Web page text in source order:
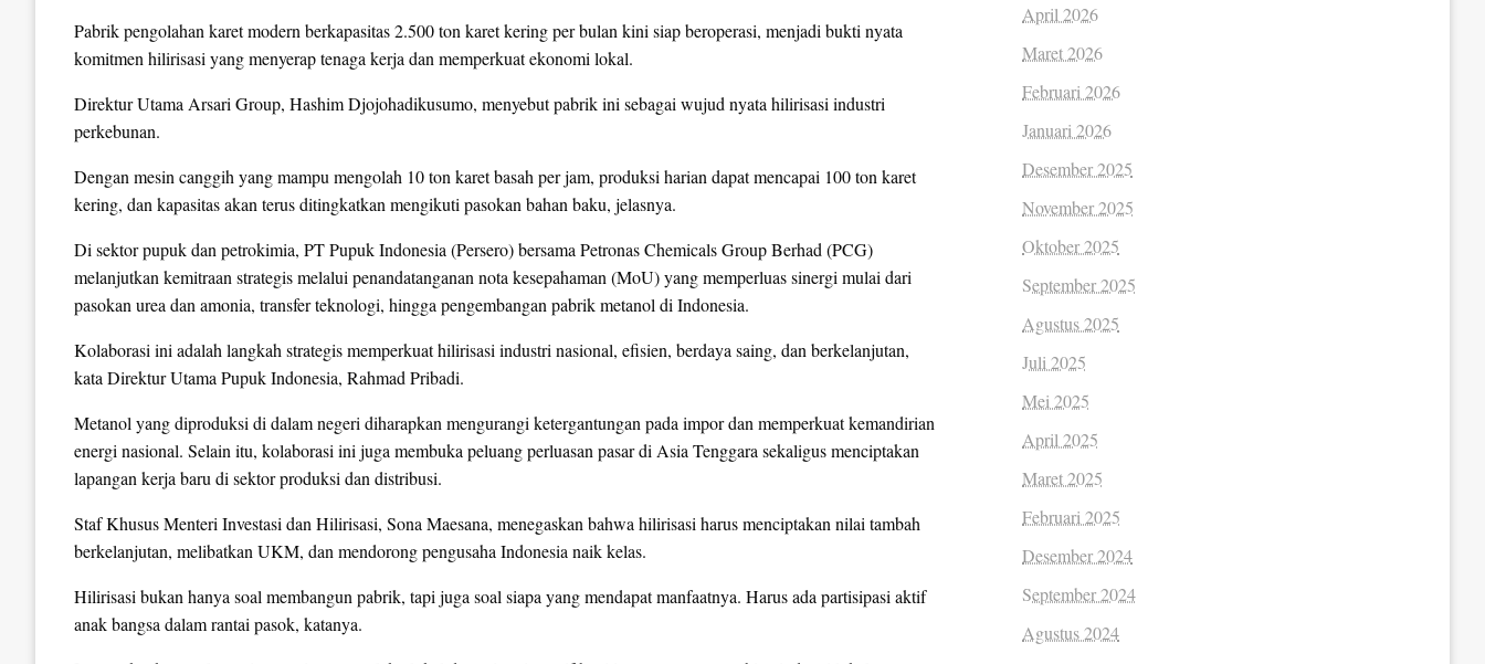
Pabrik pengolahan karet modern berkapasitas 2.500 ton karet kering per bulan kini siap beroperasi, menjadi bukti nyata
komitmen hilirisasi yang menyerap tenaga kerja dan memperkuat ekonomi lokal.
Direktur Utama Arsari Group, Hashim Djojohadikusumo, menyebut pabrik ini sebagai wujud nyata hilirisasi industri
perkebunan.
Dengan mesin canggih yang mampu mengolah 10 ton karet basah per jam, produksi harian dapat mencapai 100 ton karet
kering, dan kapasitas akan terus ditingkatkan mengikuti pasokan bahan baku, jelasnya.
Di sektor pupuk dan petrokimia, PT Pupuk Indonesia (Persero) bersama Petronas Chemicals Group Berhad (PCG)
melanjutkan kemitraan strategis melalui penandatanganan nota kesepahaman (MoU) yang memperluas sinergi mulai dari
pasokan urea dan amonia, transfer teknologi, hingga pengembangan pabrik metanol di Indonesia.
Kolaborasi ini adalah langkah strategis memperkuat hilirisasi industri nasional, efisien, berdaya saing, dan berkelanjutan,
kata Direktur Utama Pupuk Indonesia, Rahmad Pribadi.
Metanol yang diproduksi di dalam negeri diharapkan mengurangi ketergantungan pada impor dan memperkuat kemandirian
energi nasional. Selain itu, kolaborasi ini juga membuka peluang perluasan pasar di Asia Tenggara sekaligus menciptakan
lapangan kerja baru di sektor produksi dan distribusi.
Staf Khusus Menteri Investasi dan Hilirisasi, Sona Maesana, menegaskan bahwa hilirisasi harus menciptakan nilai tambah
berkelanjutan, melibatkan UKM, dan mendorong pengusaha Indonesia naik kelas.
Hilirisasi bukan hanya soal membangun pabrik, tapi juga soal siapa yang mendapat manfaatnya. Harus ada partisipasi aktif
anak bangsa dalam rantai pasok, katanya.
April 2026
Maret 2026
Februari 2026
Januari 2026
Desember 2025
November 2025
Oktober 2025
September 2025
Agustus 2025
Juli 2025
Mei 2025
April 2025
Maret 2025
Februari 2025
Desember 2024
September 2024
Agustus 2024